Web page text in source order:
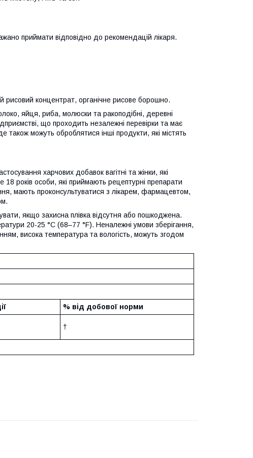
приймати відповідно до рекомендацій лікаря.
рисовий концентрат, органічне рисове борошно.
яйця, риба, молюски та ракоподібні, деревні
що проходить незалежні перевірки та має
також можуть оброблятися інші продукти, які містять
харчових добавок вагітні та жінки, які
років особи, які приймають рецептурні препарати
мають проконсультуватися з лікарем, фармацевтом,
якщо захисна плівка відсутня або пошкоджена.
20-25 °C (68–77 °F). Неналежні умови зберігання,
висока температура та вологість, можуть згодом
% від добової норми
†